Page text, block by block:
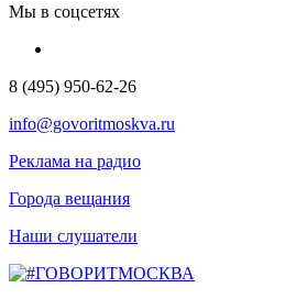
Мы в соцсетях
8 (495) 950-62-26
info@govoritmoskva.ru
Реклама на радио
Города вещания
Наши слушатели